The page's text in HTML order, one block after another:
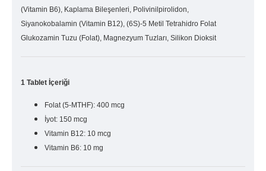
(Vitamin B6), Kaplama Bileşenleri, Polivinilpirolidon,
Siyanokobalamin (Vitamin B12), (6S)-5 Metil Tetrahidro Folat
Glukozamin Tuzu (Folat), Magnezyum Tuzları, Silikon Dioksit
1 Tablet İçeriği
Folat (5-MTHF): 400 mcg
İyot: 150 mcg
Vitamin B12: 10 mcg
Vitamin B6: 10 mg